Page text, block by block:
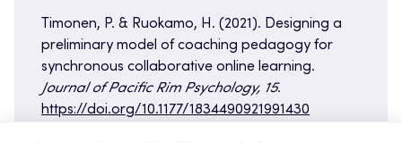
​Timonen, P. & Ruokamo, H. (2021). Designing a
preliminary model of coaching pedagogy for
synchronous collaborative online learning.
Journal of Pacific Rim Psychology, 15.
https://doi.org/10.1177/1834490921991430